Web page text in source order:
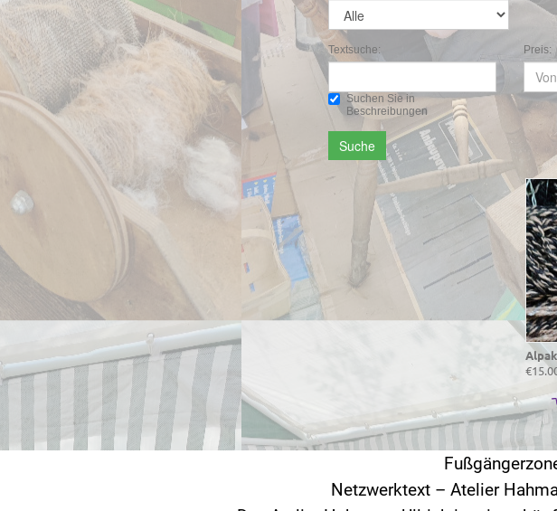
Textsuche:
Suchen Sie in
Beschreibungen
Preis:
Suche
Netzwerktext – Atelier